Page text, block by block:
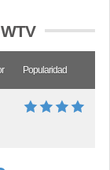
Popularidad